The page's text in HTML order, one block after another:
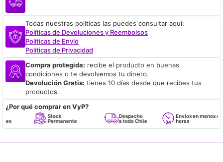
Todas nuestras políticas las puedes consultar aquí:
Políticas de Devoluciones y Reembolsos
Políticas de Envío
Políticas de Privacidad
Compra protegida: recibe el producto en buenas
condiciones o te devolvemos tu dinero.
Devolución Gratis: tienes 10 días desde que recibes tus
productos.
¿Por qué comprar en VyP?
Stock
Permanente
Despacho
a todo Chile
Envíos en menos de 24
horas